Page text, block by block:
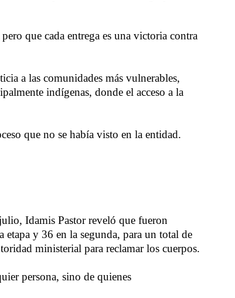
que cada entrega es una victoria contra
a las comunidades más vulnerables,
indígenas, donde el acceso a la
que no se había visto en la entidad.
Idamis Pastor reveló que fueron
y 36 en la segunda, para un total de
ministerial para reclamar los cuerpos.
persona, sino de quienes